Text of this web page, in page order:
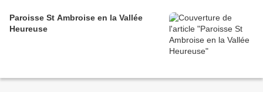
Paroisse St Ambroise en la Vallée
Heureuse